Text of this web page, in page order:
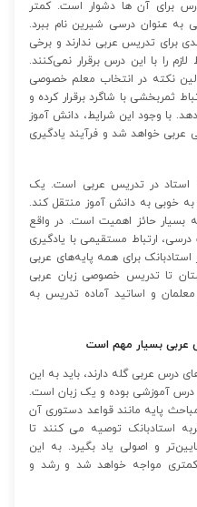
برای آن ها دشوار است. کمتر
به عنوان درسی شیرین نام ببرد.
برای تدریس عربی ندارند و برخی
را با این درس برقرار نمی‌کنند.
نکته در انتخاب معلم خصوصی
ثمربخشی با شاگرد برقرار کرده و
با وجود این شرایط، دانش آموز
خواهد شد و فرآیند یادگیری
در تدریس عربی است. یک
به خوبی به دانش آموز منتقل کند.
بسیار حائز اهمیت است. در واقع
ارتباط مستقیمی با یادگیری
برای همه پایه‌های عربی
تا تدریس خصوصی زبان عربی
و اساتید آماده تدریس به
عربی بسیار مهم است
درس عربی گله دارند، باید به این
درس آموزشی بوده و یک زبان است.
مباحث پایه مانند قواعد دستوری آن
استادبانک توصیه می کنند تا
و اصولی یاد بگیرد. به این
کمتری مواجه خواهد شد و رشد و